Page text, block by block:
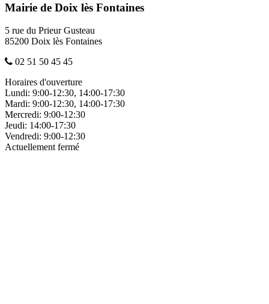
Mairie de Doix lès Fontaines
5 rue du Prieur Gusteau
85200 Doix lès Fontaines
02 51 50 45 45
Horaires d'ouverture
Lundi: 9:00-12:30, 14:00-17:30
Mardi: 9:00-12:30, 14:00-17:30
Mercredi: 9:00-12:30
Jeudi: 14:00-17:30
Vendredi: 9:00-12:30
Actuellement fermé